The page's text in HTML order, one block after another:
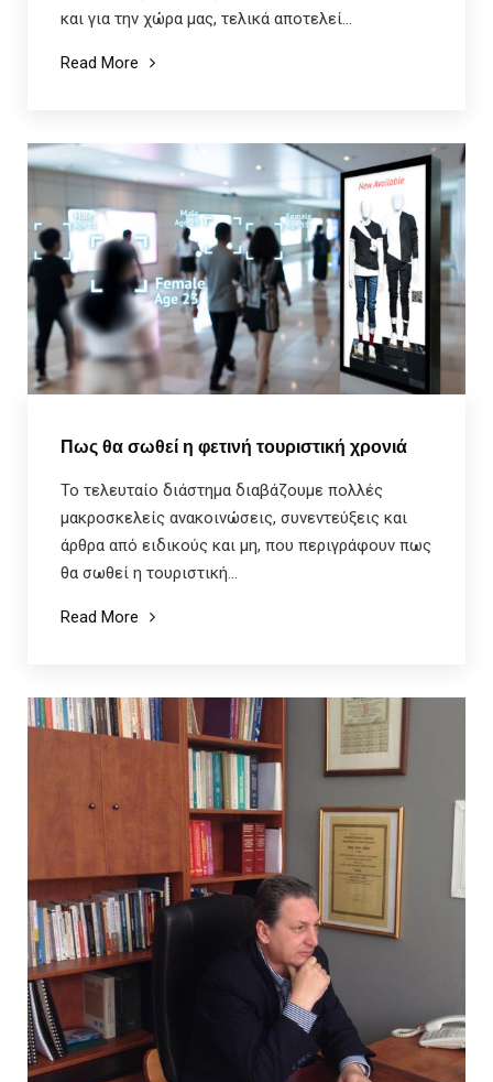
και για την χώρα μας, τελικά αποτελεί...
Read More
Πως θα σωθεί η φετινή τουριστική χρονιά
Το τελευταίο διάστημα διαβάζουμε πολλές
μακροσκελείς ανακοινώσεις, συνεντεύξεις και
άρθρα από ειδικούς και μη, που περιγράφουν πως
θα σωθεί η τουριστική...
Read More